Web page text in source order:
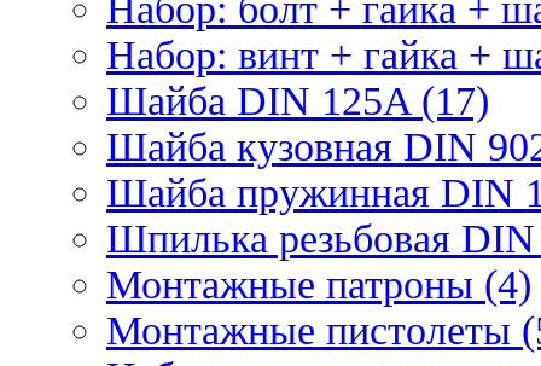
Набор: винт + гайка +
Шайба DIN 125A (17)
Шайба кузовная DIN
Шайба пружинная DIN
Шпилька резьбовая
Монтажные патроны (4)
Монтажные пистолеты